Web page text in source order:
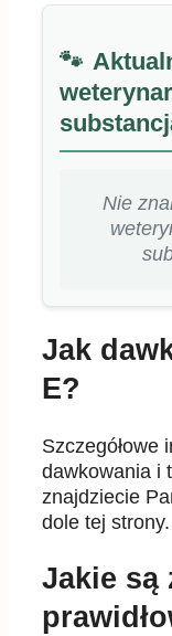
Nie
Jak
E?
Szczegółowe
dawkowania i
znajdziecie
dole tej strony.
Jakie są